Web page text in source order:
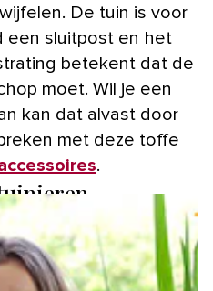
De tuin is voor
een sluitpost en het
betekent dat de
moet. Wil je een
kan dat alvast door
met deze toffe
.